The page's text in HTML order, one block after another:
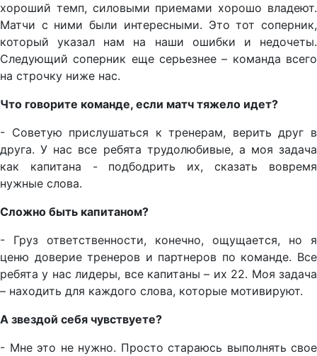
хороший темп, силовыми приемами хорошо владеют.
Матчи с ними были интересными. Это тот соперник,
который указал нам на наши ошибки и недочеты.
Следующий соперник еще серьезнее – команда всего
на строчку ниже нас.
Что говорите команде, если матч тяжело идет?
- Советую прислушаться к тренерам, верить друг в
друга. У нас все ребята трудолюбивые, а моя задача
как капитана - подбодрить их, сказать вовремя
нужные слова.
Сложно быть капитаном?
- Груз ответственности, конечно, ощущается, но я
ценю доверие тренеров и партнеров по команде. Все
ребята у нас лидеры, все капитаны – их 22. Моя задача
– находить для каждого слова, которые мотивируют.
А звездой себя чувствуете?
- Мне это не нужно. Просто стараюсь выполнять свое